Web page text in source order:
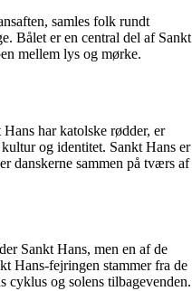
samles folk rundt
Bålet er en central del af Sankt
mellem lys og mørke.
har katolske rødder, er
og identitet. Sankt Hans er
danskerne sammen på tværs af
Sankt Hans, men en af de
Hans-fejringen stammer fra de
cyklus og solens tilbagevenden.